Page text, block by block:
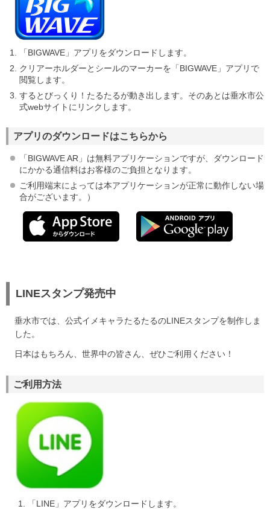
「BIGWAVE」アプリをダウンロードします。
クリアーホルダーとシールのマーカーを「BIGWAVE」アプリで
閲覧します。
するとびっくり！たるたるが動き出します。そのあとは垂水市公
式webサイトにリンクします。
アプリのダウンロードはこちらから
「BIGWAVE AR」は無料アプリケーションですが、ダウンロード
にかかる通信料はお客様のご負担となります。
ご利用端末によっては本アプリケーションが正常に動作しない場
合がございます。）
LINEスタンプ発売中
垂水市では、公式イメキャラたるたるのLINEスタンプを制作しま
した。
日本はもちろん、世界中の皆さん、ぜひご利用ください！
ご利用方法
「LINE」アプリをダウンロードします。